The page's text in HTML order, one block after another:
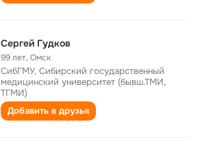
Сергей Гудков
99 лет,Омск
СибГМУ, Сибирский государственный
медицинский университет (бывш.ТМИ,
ТГМИ)
Добавить в друзья